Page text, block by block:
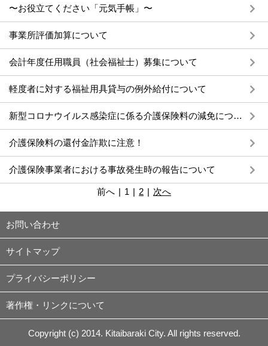
〜お役立てください「元気手帳」〜
事業所評価加算について
会計年度任用職員（社会福祉士）募集について
軽度者に対する福祉用具貸与の例外給付について
新型コロナウイルス感染症に係る介護保険料の減免について
介護保険料の還付金詐欺に注意！
介護保険事業者における事故発生時の報告について
前へ | 1 | 2 | 次へ
お問い合わせ
サイトマップ
プライバシーポリシー
著作権・リンクについて
Copyright (c) 2014. Kitaibaraki City. All rights reserved.